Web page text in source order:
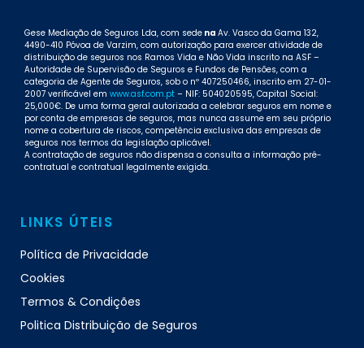
Gese Mediação de Seguros Lda, com sede na Av. Vasco da Gama 132,
4490-410 Póvoa de Varzim, com autorização para exercer atividade de
distribuição de seguros nos Ramos Vida e Não Vida inscrito na ASF –
Autoridade de Supervisão de Seguros e Fundos de Pensões, com a
categoria de Agente de Seguros, sob o nº 407250466, inscrito em 27-01-
2007 verificável em www.asf.com.pt – NIF: 504020595, Capital Social:
25,000€. De uma forma geral autorizada a celebrar seguros em nome e
por conta de empresas de seguros, mas nunca assume em seu próprio
nome a cobertura de riscos, competência exclusiva das empresas de
seguros nos termos da legislação aplicável.
A contratação de seguros não dispensa a consulta a informação pré-
contratual e contratual legalmente exigida.
LINKS ÚTEIS
Política de Privacidade
Cookies
Termos & Condições
Politica Distribuição de Seguros